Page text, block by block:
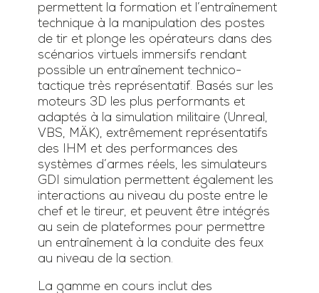
permettent la formation et l’entraînement
technique à la manipulation des postes
de tir et plonge les opérateurs dans des
scénarios virtuels immersifs rendant
possible un entraînement technico-
tactique très représentatif. Basés sur les
moteurs 3D les plus performants et
adaptés à la simulation militaire (Unreal,
VBS, MÄK), extrêmement représentatifs
des IHM et des performances des
systèmes d’armes réels, les simulateurs
GDI simulation permettent également les
interactions au niveau du poste entre le
chef et le tireur, et peuvent être intégrés
au sein de plateformes pour permettre
un entraînement à la conduite des feux
au niveau de la section.
La gamme en cours inclut des